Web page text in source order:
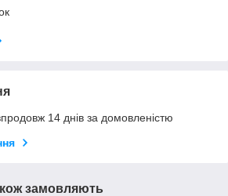
14 днів за домовленістю
замовляють